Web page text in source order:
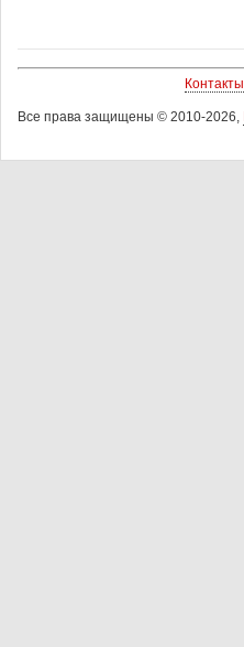
Контакты
Все права защищены © 2010-2026,